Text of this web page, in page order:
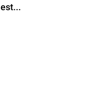
est...